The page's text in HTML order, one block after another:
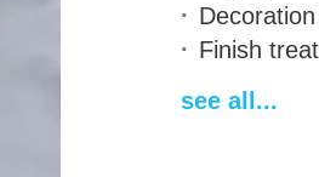
Decoration
Finish
Temps de
see all...